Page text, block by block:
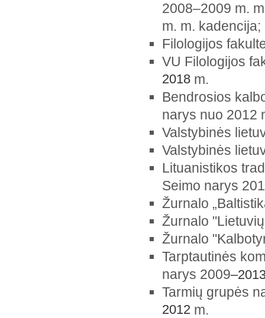
2008–2009 m.
m. m.
Filologijos
VU Filologijos
2018 m.
Bendrosios
narys nuo 2012
Valstybinės
Valstybinės
Lituanistikos
Seimo narys
Žurnalo
Žurnalo
Žurnalo
Tarptautinės
narys 2009
Tarmių grupės
2012 m.